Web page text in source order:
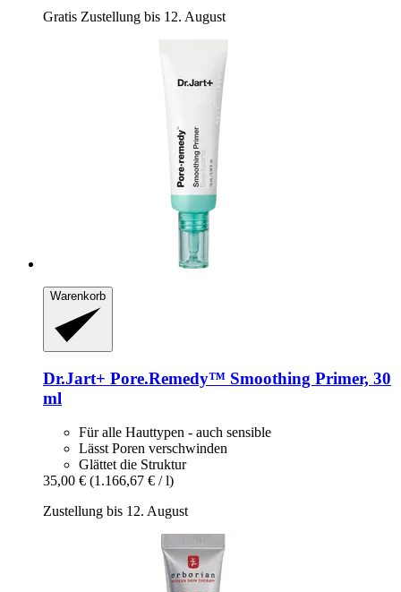
Gratis Zustellung bis 12. August
Warenkorb
Dr.Jart+ Pore.Remedy™ Smoothing Primer, 30
ml
Für alle Hauttypen - auch sensible
Lässt Poren verschwinden
Glättet die Struktur
35,00 € (1.166,67 € / l)
Zustellung bis 12. August